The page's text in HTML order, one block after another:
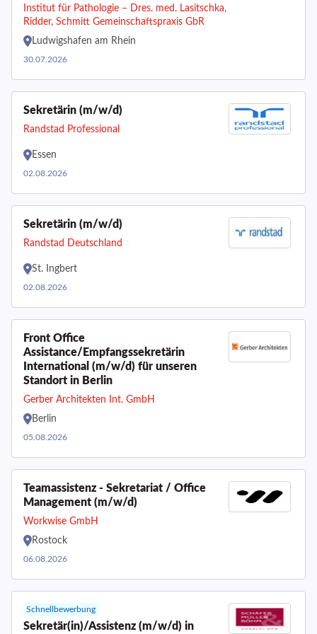
Institut für Pathologie – Dres. med. Lasitschka,
Ridder, Schmitt Gemeinschaftspraxis GbR
Ludwigshafen am Rhein
30.07.2026
Sekretärin (m/w/d)
Randstad Professional
Essen
02.08.2026
Sekretärin (m/w/d)
Randstad Deutschland
St. Ingbert
02.08.2026
Front Office
Assistance/Empfangssekretärin
International (m/w/d) für unseren
Standort in Berlin
Gerber Architekten Int. GmbH
Berlin
05.08.2026
Teamassistenz - Sekretariat / Office
Management (m/w/d)
Workwise GmbH
Rostock
06.08.2026
Schnellbewerbung
Sekretär(in)/Assistenz (m/w/d) in